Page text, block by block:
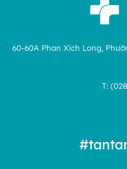
60-60A Phan Xích Long,
T: